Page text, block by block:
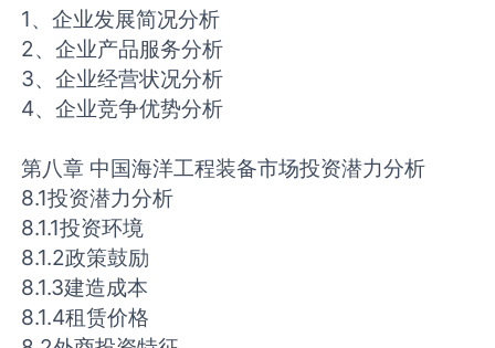
1、企业发展简况分析
2、企业产品服务分析
3、企业经营状况分析
4、企业竞争优势分析
第八章 中国海洋工程装备市场投资潜力分析
8.1投资潜力分析
8.1.1投资环境
8.1.2政策鼓励
8.1.3建造成本
8.1.4租赁价格